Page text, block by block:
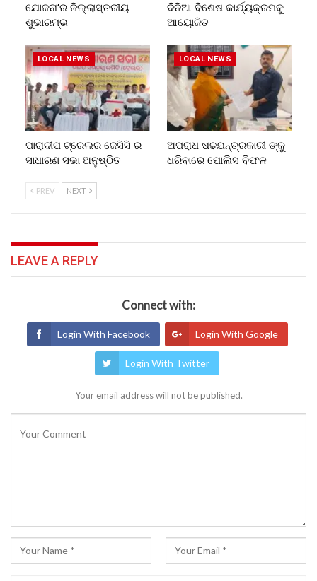
ଯୋଜନା’ର ଜିଲ୍ଲାସ୍ତରୀୟ
ଶୁଭାରମ୍ଭ
ଦିନିଆ ବିଶେଷ କାର୍ଯ୍ୟକ୍ରମକୁ
ଆୟୋଜିତ
LOCAL NEWS
ପାରାଦୀପ ଟ୍ରେଲର ଜେସିସି ର
ସାଧାରଣ ସଭା ଅନୁଷ୍ଠିତ
LOCAL NEWS
ଅପରାଧ ଷଢଯନ୍ତ୍ରକାରୀ ଙ୍କୁ
ଧରିବାରେ ପୋଲିସ ବିଫଳ
PREV NEXT
LEAVE A REPLY
Connect with:
Login With Facebook Login With Google
Login With Twitter
Your email address will not be published.